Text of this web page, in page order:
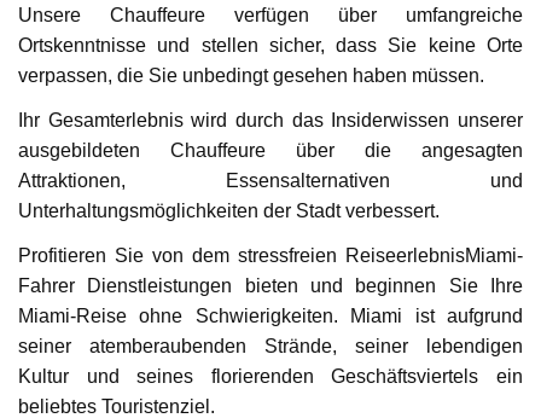
Unsere Chauffeure verfügen über umfangreiche
Ortskenntnisse und stellen sicher, dass Sie keine Orte
verpassen, die Sie unbedingt gesehen haben müssen.
Ihr Gesamterlebnis wird durch das Insiderwissen unserer
ausgebildeten Chauffeure über die angesagten
Attraktionen, Essensalternativen und
Unterhaltungsmöglichkeiten der Stadt verbessert.
Profitieren Sie von dem stressfreien ReiseerlebnisMiami-
Fahrer Dienstleistungen bieten und beginnen Sie Ihre
Miami-Reise ohne Schwierigkeiten. Miami ist aufgrund
seiner atemberaubenden Strände, seiner lebendigen
Kultur und seines florierenden Geschäftsviertels ein
beliebtes Touristenziel.